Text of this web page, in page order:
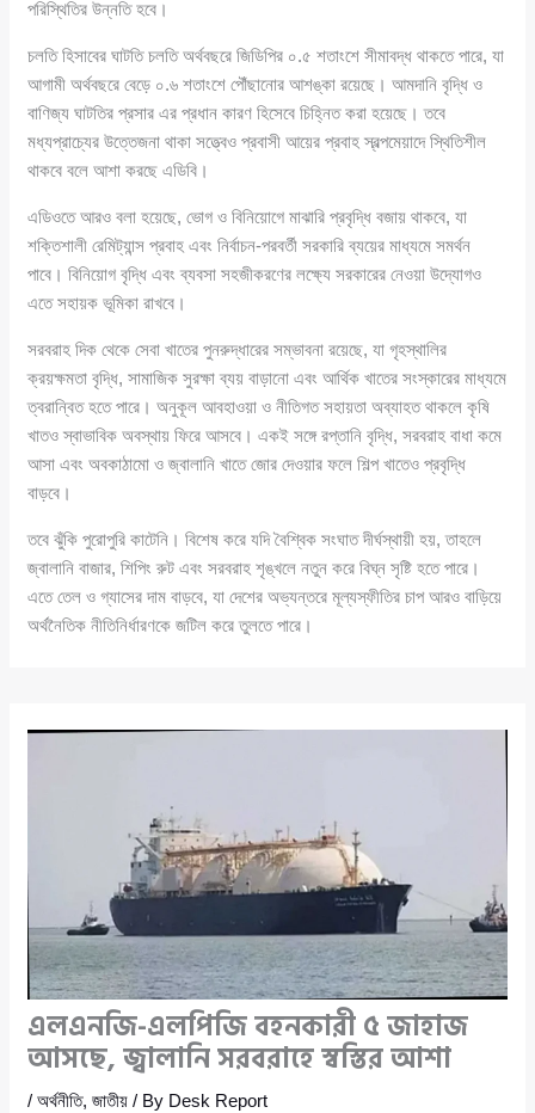
পরিস্থিতির উন্নতি হবে।
চলতি হিসাবের ঘাটতি চলতি অর্থবছরে জিডিপির ০.৫ শতাংশে সীমাবদ্ধ থাকতে পারে, যা
আগামী অর্থবছরে বেড়ে ০.৬ শতাংশে পৌঁছানোর আশঙ্কা রয়েছে। আমদানি বৃদ্ধি ও
বাণিজ্য ঘাটতির প্রসার এর প্রধান কারণ হিসেবে চিহ্নিত করা হয়েছে। তবে
মধ্যপ্রাচ্যের উত্তেজনা থাকা সত্ত্বেও প্রবাসী আয়ের প্রবাহ স্বল্পমেয়াদে স্থিতিশীল
থাকবে বলে আশা করছে এডিবি।
এডিওতে আরও বলা হয়েছে, ভোগ ও বিনিয়োগে মাঝারি প্রবৃদ্ধি বজায় থাকবে, যা
শক্তিশালী রেমিট্যান্স প্রবাহ এবং নির্বাচন-পরবর্তী সরকারি ব্যয়ের মাধ্যমে সমর্থন
পাবে। বিনিয়োগ বৃদ্ধি এবং ব্যবসা সহজীকরণের লক্ষ্যে সরকারের নেওয়া উদ্যোগও
এতে সহায়ক ভূমিকা রাখবে।
সরবরাহ দিক থেকে সেবা খাতের পুনরুদ্ধারের সম্ভাবনা রয়েছে, যা গৃহস্থালির
ক্রয়ক্ষমতা বৃদ্ধি, সামাজিক সুরক্ষা ব্যয় বাড়ানো এবং আর্থিক খাতের সংস্কারের মাধ্যমে
ত্বরান্বিত হতে পারে। অনুকূল আবহাওয়া ও নীতিগত সহায়তা অব্যাহত থাকলে কৃষি
খাতও স্বাভাবিক অবস্থায় ফিরে আসবে। একই সঙ্গে রপ্তানি বৃদ্ধি, সরবরাহ বাধা কমে
আসা এবং অবকাঠামো ও জ্বালানি খাতে জোর দেওয়ার ফলে শিল্প খাতেও প্রবৃদ্ধি
বাড়বে।
তবে ঝুঁকি পুরোপুরি কাটেনি। বিশেষ করে যদি বৈশ্বিক সংঘাত দীর্ঘস্থায়ী হয়, তাহলে
জ্বালানি বাজার, শিপিং রুট এবং সরবরাহ শৃঙ্খলে নতুন করে বিঘ্ন সৃষ্টি হতে পারে।
এতে তেল ও গ্যাসের দাম বাড়বে, যা দেশের অভ্যন্তরে মূল্যস্ফীতির চাপ আরও বাড়িয়ে
অর্থনৈতিক নীতিনির্ধারণকে জটিল করে তুলতে পারে।
এলএনজি-এলপিজি বহনকারী ৫ জাহাজ
আসছে, জ্বালানি সরবরাহে স্বস্তির আশা
/অর্থনীতি,জাতীয় / By Desk Report